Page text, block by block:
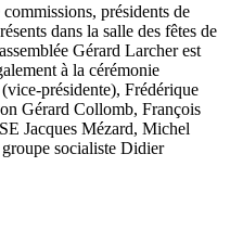
présidents de
dans la salle des fêtes de
Gérard Larcher est
à la cérémonie
présidente), Frédérique
Gérard Collomb, François
Jacques Mézard, Michel
socialiste Didier